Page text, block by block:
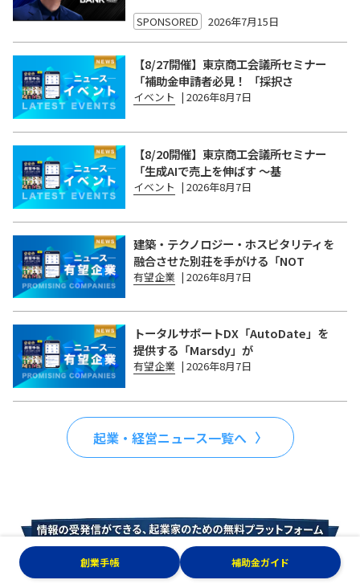
SPONSORED 2026年7月15日
【8/27開催】東京商工会議所セミナー
「補助金申請者必見！ 「採択さ
イベント | 2026年8月7日
【8/20開催】東京商工会議所セミナー
「生成AIで売上を伸ばす 〜基
イベント | 2026年8月7日
建築・テクノロジー・ホスピタリティを
融合させた別荘を手がける「NOT
有望企業 | 2026年8月7日
トータルサポートDX「AutoDate」を
提供する「Marsdy」が
有望企業 | 2026年8月7日
起業・経営ニュース一覧へ
創業手帳 補助金ガイド